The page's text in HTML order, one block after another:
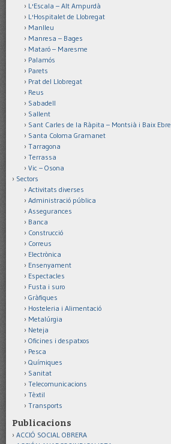
L'Escala – Alt Ampurdà
L'Hospitalet de Llobregat
Manlleu
Manresa – Bages
Mataró – Maresme
Palamós
Parets
Prat del Llobregat
Reus
Sabadell
Sallent
Sant Carles de la Ràpita – Montsià i Baix Ebre
Santa Coloma Gramanet
Tarragona
Terrassa
Vic – Osona
Sectors
Activitats diverses
Administració pública
Assegurances
Banca
Construcció
Correus
Electrònica
Ensenyament
Espectacles
Fusta i suro
Gràfiques
Hosteleria i Alimentació
Metalúrgia
Neteja
Oficines i despatxos
Pesca
Químiques
Sanitat
Telecomunicacions
Tèxtil
Transports
Publicacions
ACCIÓ SOCIAL OBRERA